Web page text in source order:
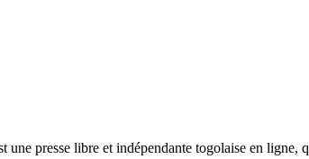
presse libre et indépendante togolaise en ligne,